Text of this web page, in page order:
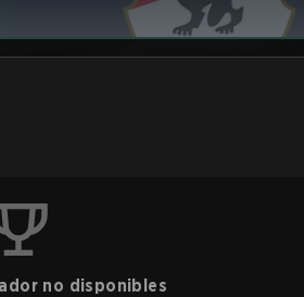
no disponibles